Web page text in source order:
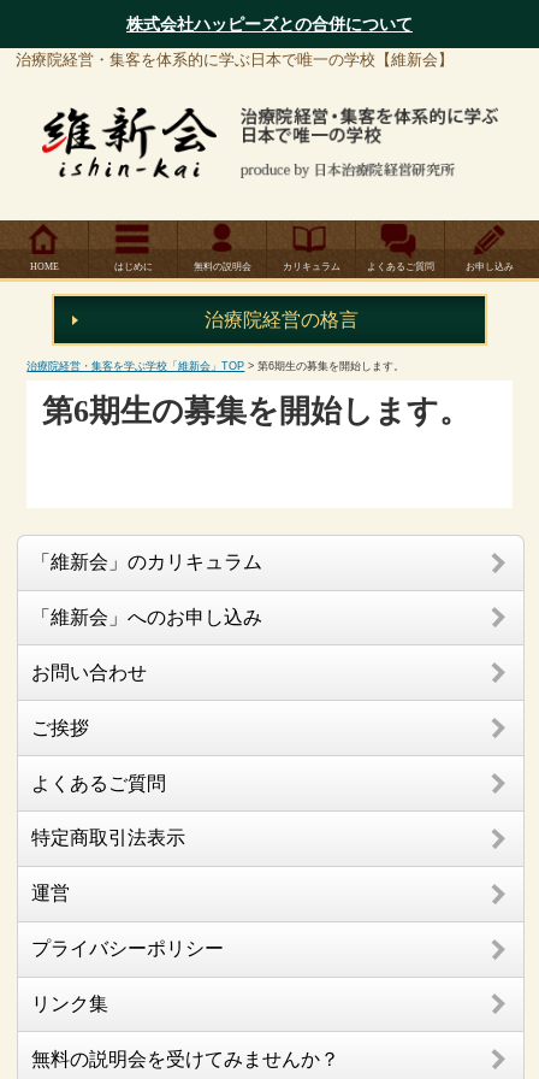
治療院経営・集客を体系的に学ぶ日本で唯一の学校【維新会】
HOME はじめに 無料の説明会 カリキュラム よくあるご質問 お申し込み
治療院経営の格言
治療院経営・集客を学ぶ学校「維新会」TOP > 第6期生の募集を開始します。
第6期生の募集を開始します。
「維新会」のカリキュラム
「維新会」へのお申し込み
お問い合わせ
ご挨拶
よくあるご質問
特定商取引法表示
運営
プライバシーポリシー
リンク集
無料の説明会を受けてみませんか？
株式会社ハッピーズとの合併について